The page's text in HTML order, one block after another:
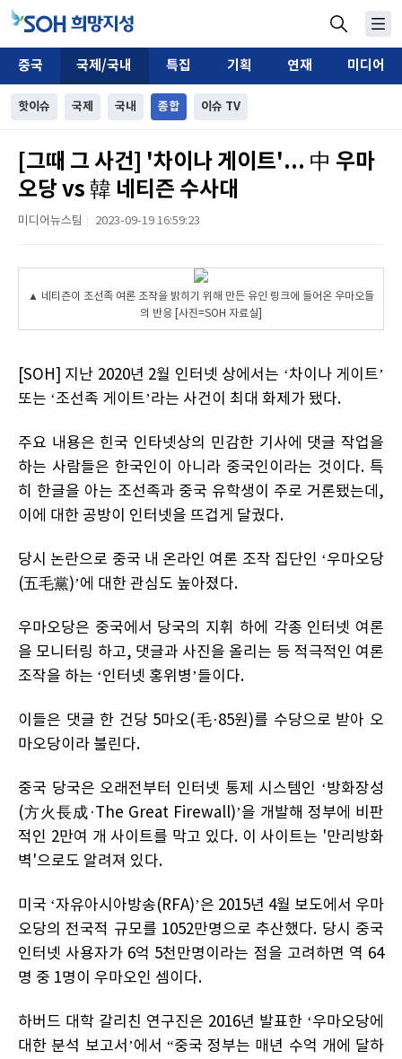
중국 국제/국내 특집 기획 연재 미디어
핫이슈 국제 국내 종합 이슈 TV
[그때 그 사건] '차이나 게이트'... 中 우마
오당 vs 韓 네티즌 수사대
미디어뉴스팀 2023-09-19 16:59:23
▲ 네티즌이 조선족 여론 조작을 밝히기 위해 만든 유인 링크에 들어온 우마오들
의 반응 [사진=SOH 자료실]
[SOH] 지난 2020년 2월 인터넷 상에서는 ‘차이나 게이트’
또는 ‘조선족 게이트’라는 사건이 최대 화제가 됐다.
주요 내용은 힌국 인타넷상의 민감한 기사에 댓글 작업을
하는 사람들은 한국인이 아니라 중국인이라는 것이다. 특
히 한글을 아는 조선족과 중국 유학생이 주로 거론됐는데,
이에 대한 공방이 인터넷을 뜨겁게 달궜다.
당시 논란으로 중국 내 온라인 여론 조작 집단인 ‘우마오당
(五毛黨)’에 대한 관심도 높아졌다.
우마오당은 중국에서 당국의 지휘 하에 각종 인터넷 여론
을 모니터링 하고, 댓글과 사진을 올리는 등 적극적인 여론
조작을 하는 ‘인터넷 홍위병’들이다.
이들은 댓글 한 건당 5마오(毛·85원)를 수당으로 받아 오
마오당이라 불린다.
중국 당국은 오래전부터 인터넷 통제 시스템인 ‘방화장성
(方火長成·The Great Firewall)’을 개발해 정부에 비판
적인 2만여 개 사이트를 막고 있다. 이 사이트는 '만리방화
벽'으로도 알려져 있다.
미국 ‘자유아시아방송(RFA)’은 2015년 4월 보도에서 우마
오당의 전국적 규모를 1052만명으로 추산했다. 당시 중국
인터넷 사용자가 6억 5천만명이라는 점을 고려하면 역 64
명 중 1명이 우마오인 셈이다.
하버드 대학 갈리친 연구진은 2016년 발표한 ‘우마오당에
대한 분석 보고서’에서 “중국 정부는 매년 수억 개에 달하